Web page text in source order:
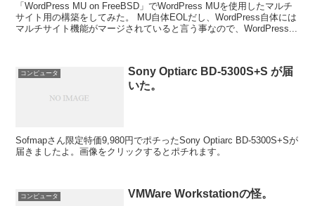
「WordPress MU on FreeBSD」でWordPress MUを使用したマルチ
サイト用の構築をしてみた。 MU自体EOLだし、WordPress自体には
マルチサイト機能がマージされていると言う事なので、WordPress...
コンピュータ
Sony Optiarc BD-5300S+S が届
いた。
Sofmapさん限定特価9,980円でポチったSony Optiarc BD-5300S+Sが
届きましたよ。画像をクリックするとポチれます。
コンピュータ VMWare Workstationの怪。